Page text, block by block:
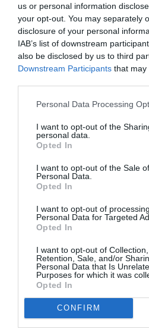
us or personal information
your opt-out. You may separately
disclosure of your personal
IAB’s list of downstream
also be disclosed by us to third
Downstream Participants that may
Personal Data Processing
I want to opt-out of the
personal data.
Opted In
I want to opt-out of the Sale
Personal Data.
Opted In
I want to opt-out of
Personal Data for Targeted
Opted In
I want to opt-out of Collection,
Retention, Sale, and/or
Personal Data that Is
Purposes for which it was
Opted In
CONFIRM
Τη Δευτέρα 20 Ιουλίου
Μεσολογγίου (ώρα 9.00 μ.μ.)
Την Τρίτη 21 Ιουλίου
PoseidonLoutrakiWyndham
μ.μ.)
Την Τετάρτη 22 Ιουλίου
(Αργολίδα) , (ώρα 7.30 μ.μ. )
Την Παρασκευή 24
Την Κυριακή 26 Ιουλίου
στο Ηράκλειο (ώρα 9.00 μ.μ.)
Τη Δευτέρα 27 Ιουλίου
Σητεία (ώρα 9.00 μ.μ.)
Την Τρίτη 28 Ιουλίου
Την Τετάρτη 29 Ιουλίου
– Χανιά (ώρα 9.00 μ.μ)
Την Πέμπτη 30 Ιουλίου
Νικόλαο (ώρα 9.00 μ.μ.)
Την Παρασκευή 31
Ιεράπετρας, Κύρβεια (ώρα
Αύγουστος